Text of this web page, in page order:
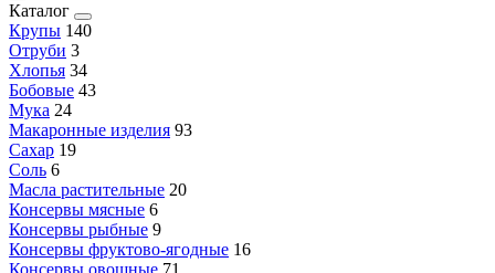
Каталог
Крупы 140
Отруби 3
Хлопья 34
Бобовые 43
Мука 24
Макаронные изделия 93
Сахар 19
Соль 6
Масла растительные 20
Консервы мясные 6
Консервы рыбные 9
Консервы фруктово-ягодные 16
Консервы овощные 71